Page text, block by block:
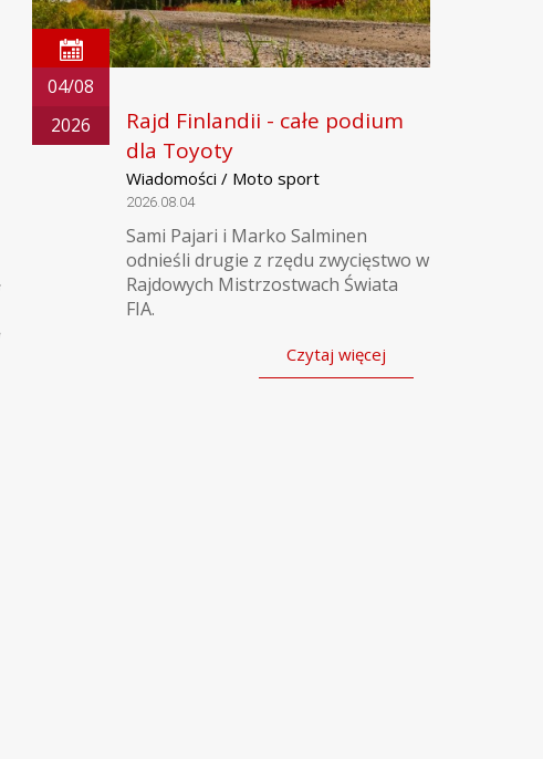
04/08
2026
Rajd Finlandii - całe podium
dla Toyoty
Wiadomości / Moto sport
2026.08.04
Sami Pajari i Marko Salminen
odnieśli drugie z rzędu zwycięstwo w
Rajdowych Mistrzostwach Świata
FIA.
Czytaj więcej